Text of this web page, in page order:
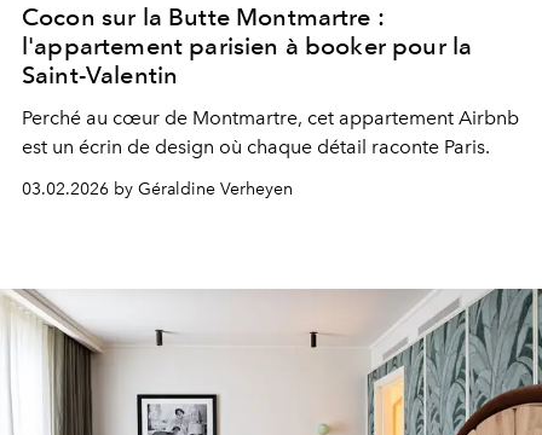
Cocon sur la Butte Montmartre :
l'appartement parisien à booker pour la
Saint-Valentin
Perché au cœur de Montmartre, cet appartement Airbnb
est un écrin de design où chaque détail raconte Paris.
03.02.2026 by Géraldine Verheyen